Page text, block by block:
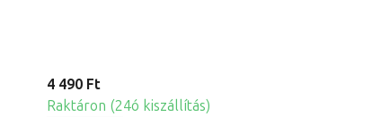
4 490 Ft
Raktáron (24ó kiszállítás)